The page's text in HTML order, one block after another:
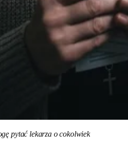
pytać lekarza o cokolwiek